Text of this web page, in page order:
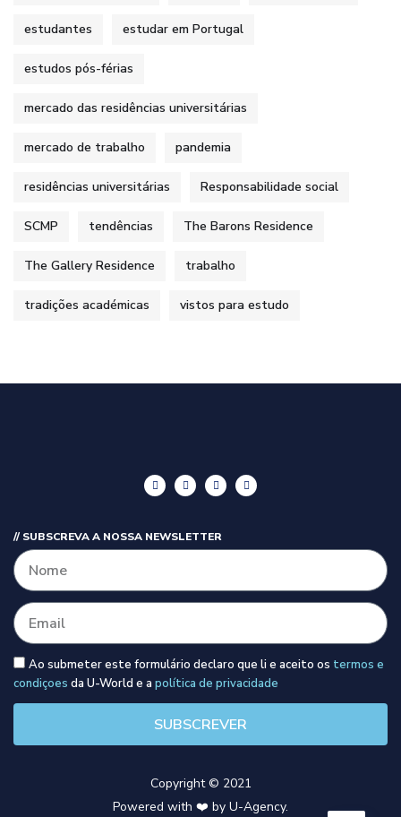
estudantes estudar em Portugal
estudos pós-férias
mercado das residências universitárias
mercado de trabalho pandemia
residências universitárias Responsabilidade social
SCMP tendências The Barons Residence
The Gallery Residence trabalho
tradições académicas vistos para estudo
// SUBSCREVA A NOSSA NEWSLETTER
Ao submeter este formulário declaro que li e aceito os termos e
condiçoes da U-World e a política de privacidade
SUBSCREVER
Copyright © 2021
Powered with ❤️ by U-Agency.